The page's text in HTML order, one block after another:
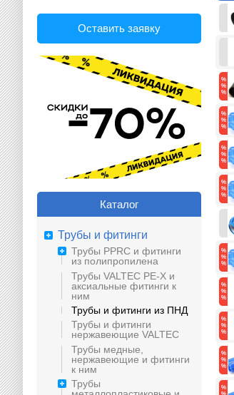
Оставить заявку
Каталог
Трубы и фитинги
Трубы PPRC и фитинги
из полипропилена
Трубы VALTEC PE-X и
аксиальные фитинги к
ним
Трубы и фитинги из ПНД
Трубы и фитинги
нержавеющие VALTEC
Трубы медные,
нержавеющие и фитинги
к ним
Трубы